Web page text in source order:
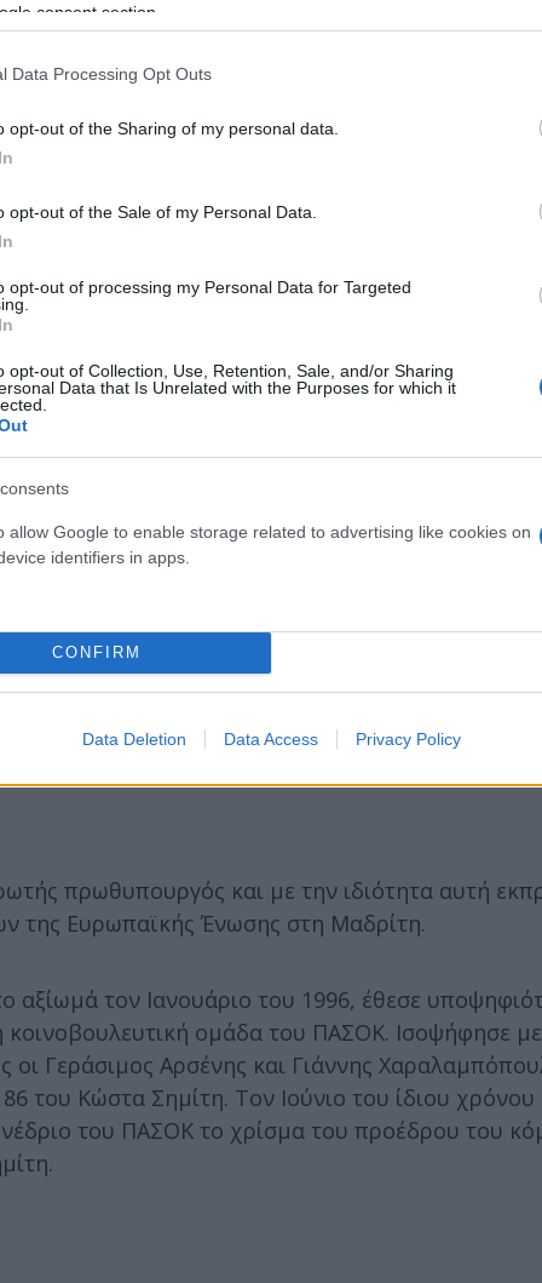
consent section.
Data Processing Opt Outs
opt-out of the Sharing of my personal data.
opt-out of the Sale of my Personal Data.
opt-out of processing my Personal Data for Targeted
opt-out of Collection, Use, Retention, Sale, and/or Sharing
Data that Is Unrelated with the Purposes for which it
allow Google to enable storage related to advertising like cookies on
identifiers in apps.
CONFIRM
Data Deletion Data Access Privacy Policy
η Χούντα του είχε αφαιρέσει την ελληνική
με την οποία απέκτησε μία κόρη κι
αρχικά με πολιτικό γάμο στη Θεσσαλονίκη
γιο.
και το 1970 έγινε μέλος του
από τα ιδρυτικά στελέχη του ΠΑΣΟΚ. Από
βουλευτής στην Α' Θεσσαλονίκης.
πρωθυπουργός και με την ιδιότητα αυτή
της Ευρωπαϊκής Ένωσης στη Μαδρίτη.
τον Ιανουάριο του 1996, έθεσε
ομάδα του ΠΑΣΟΚ. Ισοψήφησε
Γεράσιμος Αρσένης και Γιάννης
του Κώστα Σημίτη. Τον Ιούνιο του ίδιου χρόνου
του ΠΑΣΟΚ το χρίσμα του προέδρου του